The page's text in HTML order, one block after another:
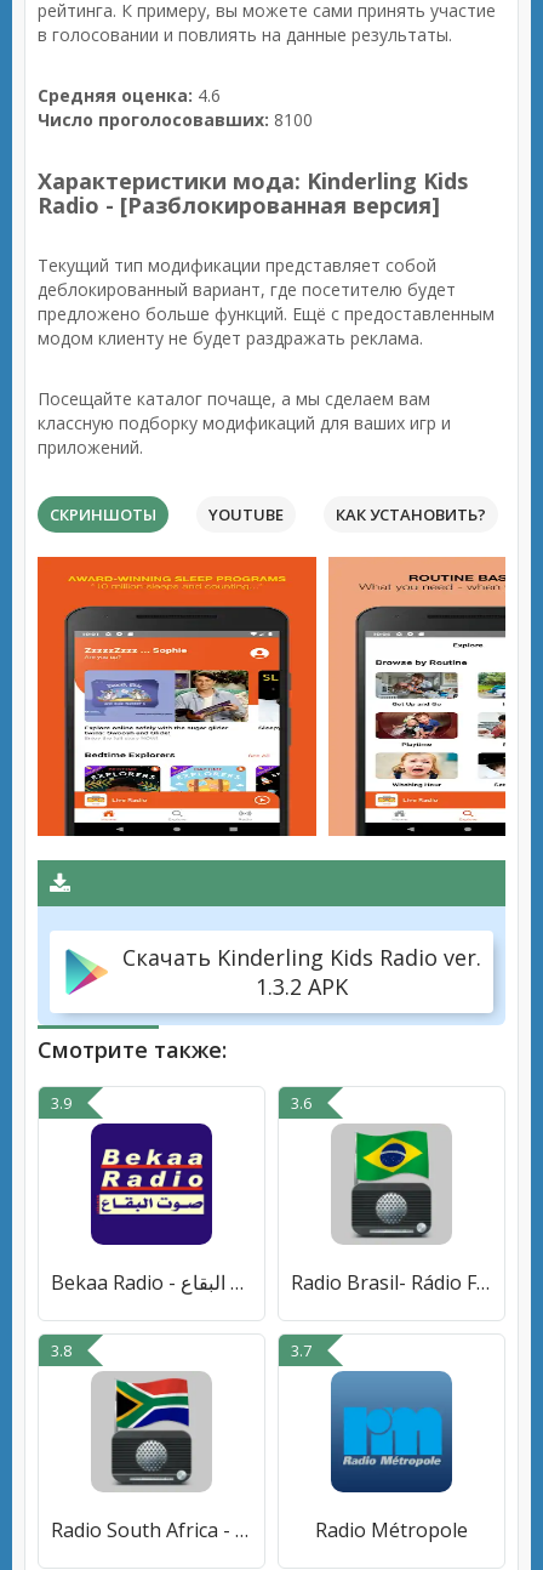
рейтинга. К примеру, вы можете сами принять участие
в голосовании и повлиять на данные результаты.
Средняя оценка: 4.6
Число проголосовавших: 8100
Характеристики мода: Kinderling Kids
Radio - [Разблокированная версия]
Текущий тип модификации представляет собой
деблокированный вариант, где посетителю будет
предложено больше функций. Ещё с предоставленным
модом клиенту не будет раздражать реклама.
Посещайте каталог почаще, а мы сделаем вам
классную подборку модификаций для ваших игр и
приложений.
СКРИНШОТЫ YOUTUBE КАК УСТАНОВИТЬ?
Скачать Kinderling Kids Radio ver.
1.3.2 APK
Смотрите также:
3.9
Bekaa Radio - صوت البقاع
3.6
Radio Brasil- Rádio FM ao vivo
3.8
Radio South Africa - FM Radio
3.7
Radio Métropole